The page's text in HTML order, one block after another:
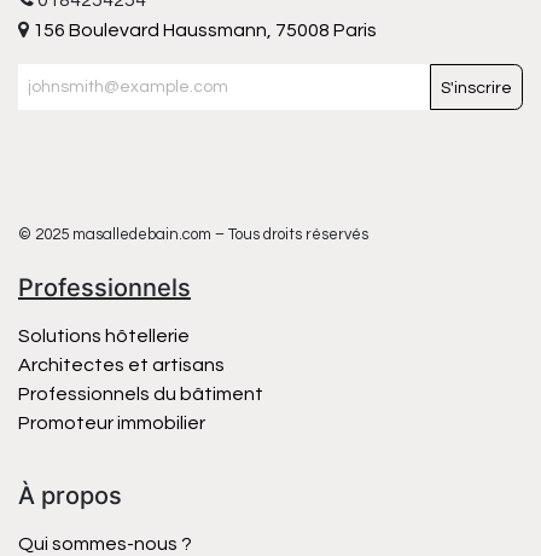
156 Boulevard Haussmann, 75008 Paris
S'inscrire
© 2025 masalledebain.com – Tous droits réservés
Professionnels
Solutions hôtellerie
Architectes et artisans
Professionnels du bâtiment
Promoteur immobilier
À propos
Qui sommes-nous ?